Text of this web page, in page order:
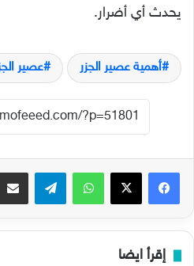
يحدث أي أضرار.
أهمية عصير الجزر عصير
فيسبوك‫X واتساب تيلقرام
إقرأ ايضا